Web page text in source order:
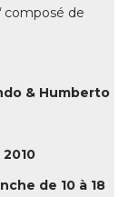
composé de
& Humberto
de 10 à 18